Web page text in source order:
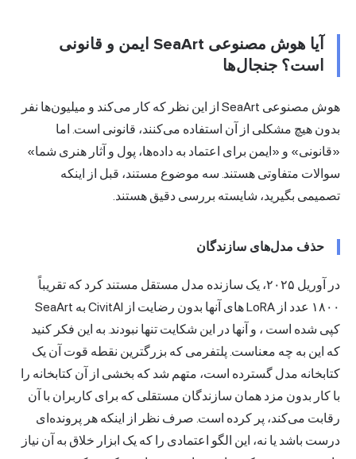
آیا هوش مصنوعی SeaArt ایمن و قانونی
است؟ جنجال‌ها
هوش مصنوعی SeaArt از این نظر که کار می‌کند و میلیون‌ها نفر
بدون هیچ مشکلی از آن استفاده می‌کنند، قانونی است. اما
«قانونی» و «ایمن برای اعتماد به داده‌ها، پول و آثار هنری شما»
سوالات متفاوتی هستند. سه موضوع مستند، قبل از اینکه
تصمیمی بگیرید، شایسته بررسی دقیق هستند.
حذف مدل‌های سازندگان
در آوریل ۲۰۲۵، یک سازنده مدل مستقل
مستند کرد که تقریباً
۱۸۰۰ عدد از LoRA های آنها بدون رضایت از CivitAI به SeaArt
کپی شده است ، و آنها در این شکایت تنها نبودند. به این فکر کنید
که این به چه معناست. پلتفرمی که بزرگترین نقطه قوت آن یک
کتابخانه مدل گسترده است، متهم شد که بخشی از آن کتابخانه را
با کار بدون مزد همان سازندگان مستقلی که برای کاربران با آن
رقابت می‌کند، پر کرده است. صرف نظر از اینکه هر پرونده‌ای
درست باشد یا نه، این الگو اعتمادی را که یک ابزار خلاق به آن نیاز